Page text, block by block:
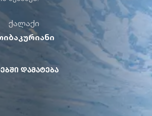
ქალაქი
ბაკურიანი
Დამატება